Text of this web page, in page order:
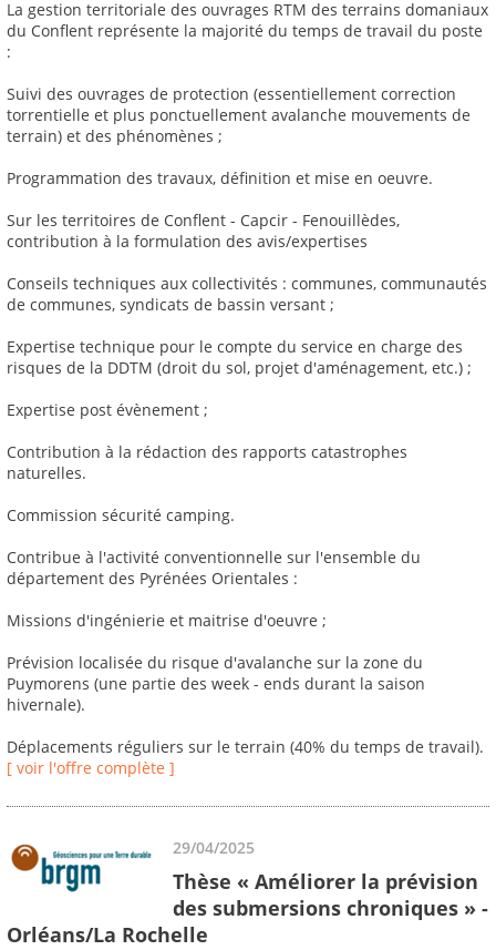
La gestion territoriale des ouvrages RTM des terrains domaniaux
du Conflent représente la majorité du temps de travail du poste
:
Suivi des ouvrages de protection (essentiellement correction
torrentielle et plus ponctuellement avalanche mouvements de
terrain) et des phénomènes ;
Programmation des travaux, définition et mise en oeuvre.
Sur les territoires de Conflent - Capcir - Fenouillèdes,
contribution à la formulation des avis/expertises
Conseils techniques aux collectivités : communes, communautés
de communes, syndicats de bassin versant ;
Expertise technique pour le compte du service en charge des
risques de la DDTM (droit du sol, projet d'aménagement, etc.) ;
Expertise post évènement ;
Contribution à la rédaction des rapports catastrophes
naturelles.
Commission sécurité camping.
Contribue à l'activité conventionnelle sur l'ensemble du
département des Pyrénées Orientales :
Missions d'ingénierie et maitrise d'oeuvre ;
Prévision localisée du risque d'avalanche sur la zone du
Puymorens (une partie des week - ends durant la saison
hivernale).
Déplacements réguliers sur le terrain (40% du temps de travail).
[ voir l'offre complète ]
29/04/2025
Thèse « Améliorer la prévision
des submersions chroniques » -
Orléans/La Rochelle